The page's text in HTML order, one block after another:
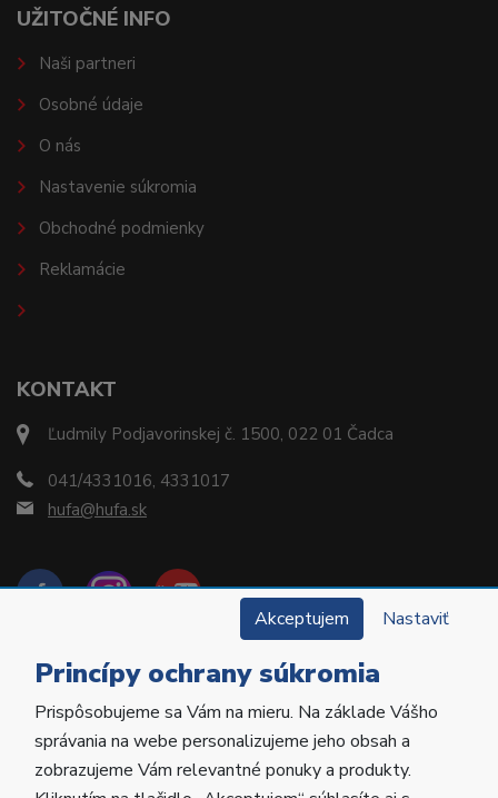
KONTAKT
Ľudmily Podjavorinskej č. 1500, 022 01 Čadca
041/4331016, 4331017
hufa@hufa.sk
UŽITOČNÉ INFO
Naši partneri
Osobné údaje
O nás
Nastavenie súkromia
Obchodné podmienky
Reklamácie
Copyright © 2022 Hu-Fa Dental a.s. Všetky práva
vyhradené.
Akceptujem Nastaviť
Princípy ochrany súkromia
Prispôsobujeme sa Vám na mieru. Na základe Vášho
správania na webe personalizujeme jeho obsah a
zobrazujeme Vám relevantné ponuky a produkty.